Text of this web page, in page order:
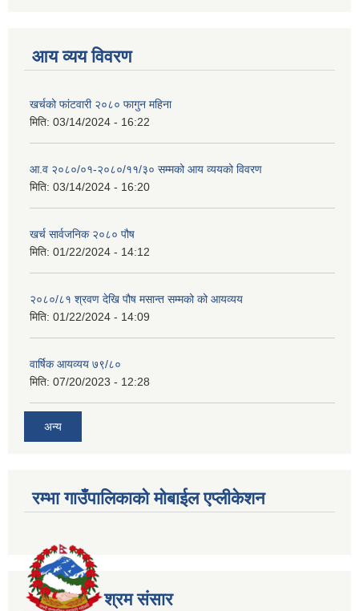
आय व्यय विवरण
खर्चको फांटवारी २०८० फागुन महिना
मिति: 03/14/2024 - 16:22
आ.व २०८०/०१-२०८०/११/३० सम्मको आय व्ययको विवरण
मिति: 03/14/2024 - 16:20
खर्च सार्वजनिक २०८० पौष
मिति: 01/22/2024 - 14:12
२०८०/८१ श्रवण देखि पौष मसान्त सम्मको को आयव्यय
मिति: 01/22/2024 - 14:09
वार्षिक आयव्यय ७९/८०
मिति: 07/20/2023 - 12:28
अन्य
रम्भा गाउँपालिकाको मोबाईल एप्लीकेशन
श्रम संसार